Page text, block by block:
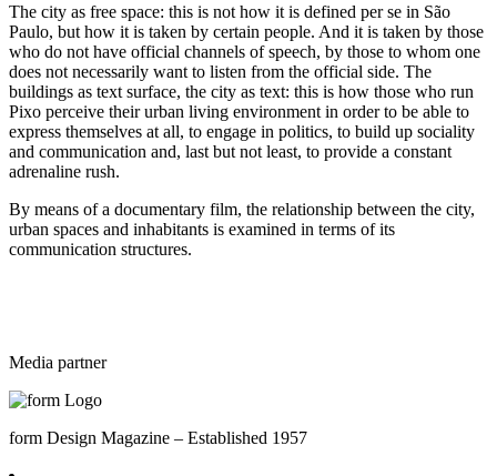
The city as free space: this is not how it is defined per se in São
Paulo, but how it is taken by certain people. And it is taken by those
who do not have official channels of speech, by those to whom one
does not necessarily want to listen from the official side. The
buildings as text surface, the city as text: this is how those who run
Pixo perceive their urban living environment in order to be able to
express themselves at all, to engage in politics, to build up sociality
and communication and, last but not least, to provide a constant
adrenaline rush.
By means of a documentary film, the relationship between the city,
urban spaces and inhabitants is examined in terms of its
communication structures.
Media partner
form Design Magazine – Established 1957